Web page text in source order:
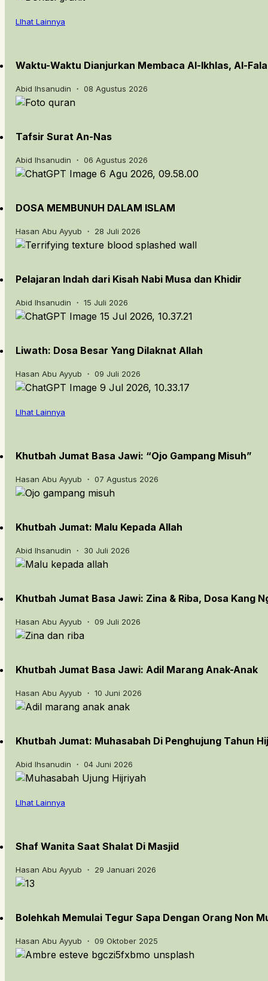
LIhat Lainnya
Waktu-Waktu Dianjurkan Membaca Al-Ikhlas, Al-
Abid Ihsanudin ・ 08 Agustus 2026
Tafsir Surat An-Nas
Abid Ihsanudin ・ 06 Agustus 2026
DOSA MEMBUNUH DALAM ISLAM
Hasan Abu Ayyub ・ 28 Juli 2026
Pelajaran Indah dari Kisah Nabi Musa dan Khidir
Abid Ihsanudin ・ 15 Juli 2026
Liwath: Dosa Besar Yang Dilaknat Allah
Hasan Abu Ayyub ・ 09 Juli 2026
LIhat Lainnya
Khutbah Jumat Basa Jawi: “Ojo Gampang Misuh”
Hasan Abu Ayyub ・ 07 Agustus 2026
Khutbah Jumat: Malu Kepada Allah
Abid Ihsanudin ・ 30 Juli 2026
Khutbah Jumat Basa Jawi: Zina & Riba, Dosa Kang
Hasan Abu Ayyub ・ 09 Juli 2026
Khutbah Jumat Basa Jawi: Adil Marang Anak-Anak
Hasan Abu Ayyub ・ 10 Juni 2026
Khutbah Jumat: Muhasabah Di Penghujung Tahun
Abid Ihsanudin ・ 04 Juni 2026
LIhat Lainnya
Shaf Wanita Saat Shalat Di Masjid
Hasan Abu Ayyub ・ 29 Januari 2026
Bolehkah Memulai Tegur Sapa Dengan Orang Non
Hasan Abu Ayyub ・ 09 Oktober 2025